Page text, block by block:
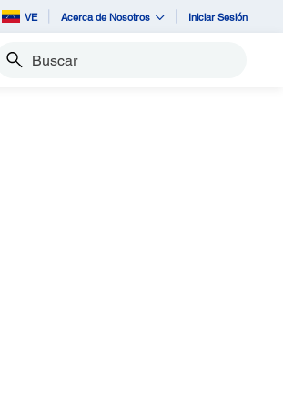
VE Acerca de Nosotros Iniciar Sesión
Buscar